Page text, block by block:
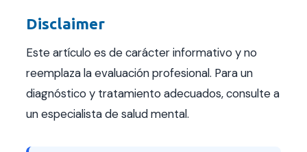
Disclaimer
Este artículo es de carácter informativo y no
reemplaza la evaluación profesional. Para un
diagnóstico y tratamiento adecuados, consulte a
un especialista de salud mental.